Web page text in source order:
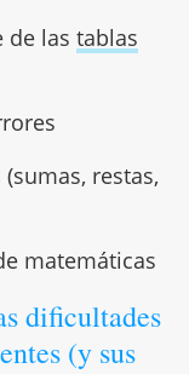
de las tablas
restas,
matemáticas
dificultades
(y sus